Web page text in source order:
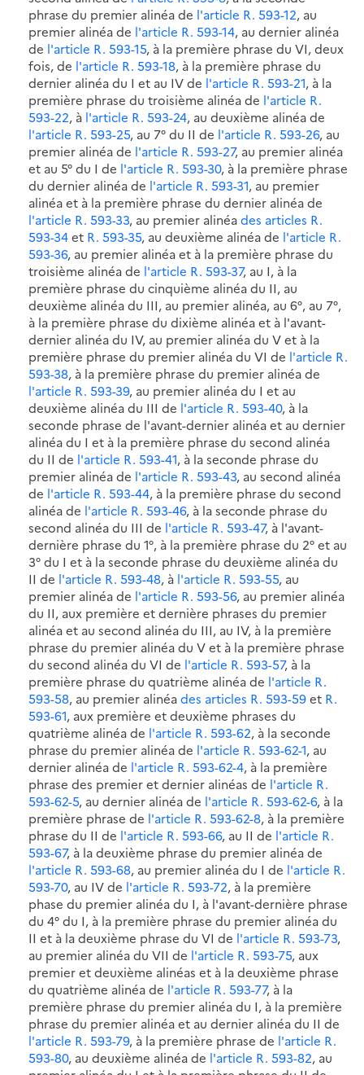
phrase du premier alinéa de l'article R. 593-12, au
premier alinéa de l'article R. 593-14, au dernier alinéa
de l'article R. 593-15, à la première phrase du VI, deux
fois, de l'article R. 593-18, à la première phrase du
dernier alinéa du I et au IV de l'article R. 593-21, à la
première phrase du troisième alinéa de l'article R.
593-22, à l'article R. 593-24, au deuxième alinéa de
l'article R. 593-25, au 7° du II de l'article R. 593-26, au
premier alinéa de l'article R. 593-27, au premier alinéa
et au 5° du I de l'article R. 593-30, à la première phrase
du dernier alinéa de l'article R. 593-31, au premier
alinéa et à la première phrase du dernier alinéa de
l'article R. 593-33, au premier alinéades articles R.
593-34et R. 593-35, au deuxième alinéa de l'article R.
593-36, au premier alinéa et à la première phrase du
troisième alinéa de l'article R. 593-37, au I, à la
première phrase du cinquième alinéa du II, au
deuxième alinéa du III, au premier alinéa, au 6°, au 7°,
à la première phrase du dixième alinéa et à l'avant-
dernier alinéa du IV, au premier alinéa du V et à la
première phrase du premier alinéa du VI de l'article R.
593-38, à la première phrase du premier alinéa de
l'article R. 593-39, au premier alinéa du I et au
deuxième alinéa du III de l'article R. 593-40, à la
seconde phrase de l'avant-dernier alinéa et au dernier
alinéa du I et à la première phrase du second alinéa
du II de l'article R. 593-41, à la seconde phrase du
premier alinéa de l'article R. 593-43, au second alinéa
de l'article R. 593-44, à la première phrase du second
alinéa de l'article R. 593-46, à la seconde phrase du
second alinéa du III de l'article R. 593-47, à l'avant-
dernière phrase du 1°, à la première phrase du 2° et au
3° du I et à la seconde phrase du deuxième alinéa du
II de l'article R. 593-48, à l'article R. 593-55, au
premier alinéa de l'article R. 593-56, au premier alinéa
du II, aux première et dernière phrases du premier
alinéa et au second alinéa du III, au IV, à la première
phrase du premier alinéa du V et à la première phrase
du second alinéa du VI de l'article R. 593-57, à la
première phrase du quatrième alinéa de l'article R.
593-58, au premier alinéades articles R. 593-59et R.
593-61, aux première et deuxième phrases du
quatrième alinéa de l'article R. 593-62, à la seconde
phrase du premier alinéa de l'article R. 593-62-1, au
dernier alinéa de l'article R. 593-62-4, à la première
phrase des premier et dernier alinéas de l'article R.
593-62-5, au dernier alinéa de l'article R. 593-62-6, à la
première phrase de l'article R. 593-62-8, à la première
phrase du II de l'article R. 593-66, au II de l'article R.
593-67, à la deuxième phrase du premier alinéa de
l'article R. 593-68, au premier alinéa du I de l'article R.
593-70, au IV de l'article R. 593-72, à la première
phase du premier alinéa du I, à l'avant-dernière phrase
du 4° du I, à la première phrase du premier alinéa du
II et à la deuxième phrase du VI de l'article R. 593-73,
au premier alinéa du VII de l'article R. 593-75, aux
premier et deuxième alinéas et à la deuxième phrase
du quatrième alinéa de l'article R. 593-77, à la
première phrase du premier alinéa du I, à la première
phrase du premier alinéa et au dernier alinéa du II de
l'article R. 593-79, à la première phrase de l'article R.
593-80, au deuxième alinéa de l'article R. 593-82, au